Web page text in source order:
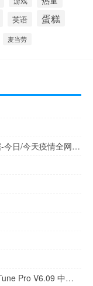
英语 蛋糕
麦当劳
2023年09月18日湖南省怀化市疫情大数据-今日/今天疫情全网搜索最新实时消息动态情况通知播报
Auto Tune Pro V6.09 中文汉化版（Auto Tune Pro V6.09 中文汉化版功能简介）